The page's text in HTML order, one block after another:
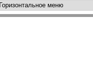
горизонтальное меню